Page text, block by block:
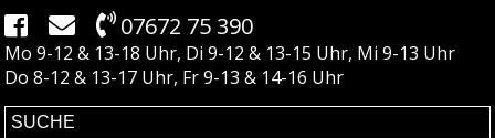
07672 75 390
Mo 9-12 & 13-18 Uhr, Di 9-12 & 13-15 Uhr, Mi 9-13 Uhr
Do 8-12 & 13-17 Uhr, Fr 9-13 & 14-16 Uhr